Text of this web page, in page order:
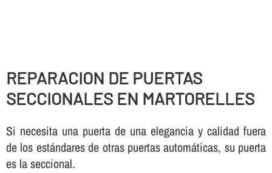
REPARACION DE PUERTAS
SECCIONALES EN MARTORELLES
Si necesita una puerta de una elegancia y calidad fuera
de los estándares de otras puertas automáticas, su puerta
es la seccional.